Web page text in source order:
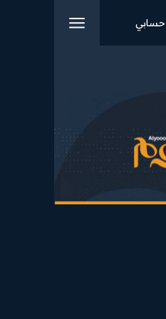
حسابي